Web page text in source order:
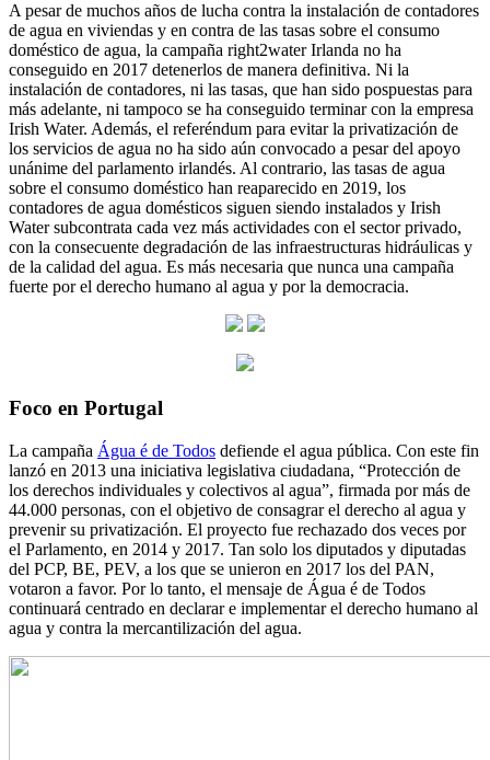
A pesar de muchos años de lucha contra la instalación de contadores
de agua en viviendas y en contra de las tasas sobre el consumo
doméstico de agua, la campaña right2water Irlanda no ha
conseguido en 2017 detenerlos de manera definitiva. Ni la
instalación de contadores, ni las tasas, que han sido pospuestas para
más adelante, ni tampoco se ha conseguido terminar con la empresa
Irish Water. Además, el referéndum para evitar la privatización de
los servicios de agua no ha sido aún convocado a pesar del apoyo
unánime del parlamento irlandés. Al contrario, las tasas de agua
sobre el consumo doméstico han reaparecido en 2019, los
contadores de agua domésticos siguen siendo instalados y Irish
Water subcontrata cada vez más actividades con el sector privado,
con la consecuente degradación de las infraestructuras hidráulicas y
de la calidad del agua. Es más necesaria que nunca una campaña
fuerte por el derecho humano al agua y por la democracia.
Foco en Portugal
La campaña Água é de Todos defiende el agua pública. Con este fin
lanzó en 2013 una iniciativa legislativa ciudadana, “Protección de
los derechos individuales y colectivos al agua”, firmada por más de
44.000 personas, con el objetivo de consagrar el derecho al agua y
prevenir su privatización. El proyecto fue rechazado dos veces por
el Parlamento, en 2014 y 2017. Tan solo los diputados y diputadas
del PCP, BE, PEV, a los que se unieron en 2017 los del PAN,
votaron a favor. Por lo tanto, el mensaje de Água é de Todos
continuará centrado en declarar e implementar el derecho humano al
agua y contra la mercantilización del agua.